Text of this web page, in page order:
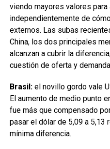
viendo mayores valores para
independientemente de
externos. Las subas
China, los dos principales
alcanzan a cubrir la
cuestión de oferta y
Brasil: el novillo gordo vale
El aumento de medio punto
fue más que compensado
pasar el dólar de 5,09 a 5,13
mínima diferencia.